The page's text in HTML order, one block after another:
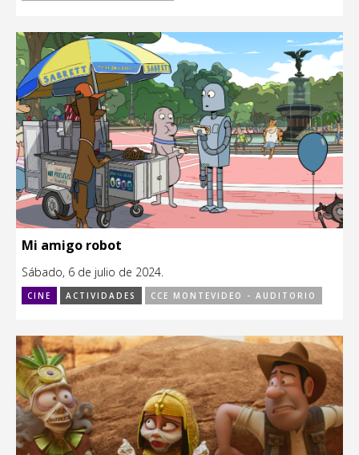
Mi amigo robot
Sábado, 6 de julio de 2024.
CINE ACTIVIDADES CCE MONTEVIDEO - AUDITORIO